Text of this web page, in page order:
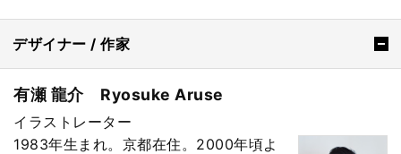
デザイナー / 作家
有瀬 龍介 Ryosuke Aruse
イラストレーター
1983年生まれ。京都在住。2000年頃よ